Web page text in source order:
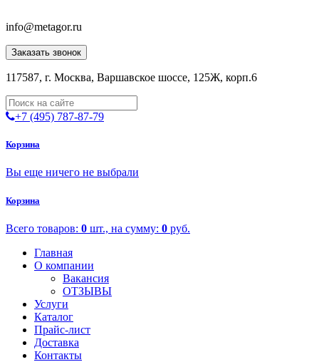
info@metagor.ru
Заказать звонок
117587, г. Москва, Варшавское шоссе, 125Ж, корп.6
+7 (495) 787-87-79
Корзина
Вы еще ничего не выбрали
Корзина
Всего товаров: 0 шт., на сумму: 0 руб.
Главная
О компании
Вакансия
ОТЗЫВЫ
Услуги
Каталог
Прайс-лист
Доставка
Контакты